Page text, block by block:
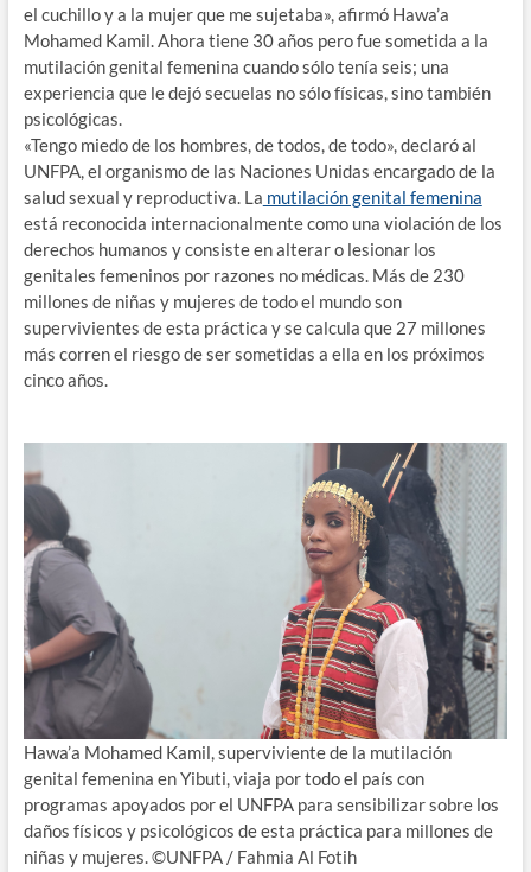
el cuchillo y a la mujer que me sujetaba», afirmó Hawa’a
Mohamed Kamil. Ahora tiene 30 años pero fue sometida a la
mutilación genital femenina cuando sólo tenía seis; una
experiencia que le dejó secuelas no sólo físicas, sino también
psicológicas.
«Tengo miedo de los hombres, de todos, de todo», declaró al
UNFPA, el organismo de las Naciones Unidas encargado de la
salud sexual y reproductiva. La mutilación genital femenina
está reconocida internacionalmente como una violación de los
derechos humanos y consiste en alterar o lesionar los
genitales femeninos por razones no médicas. Más de 230
millones de niñas y mujeres de todo el mundo son
supervivientes de esta práctica y se calcula que 27 millones
más corren el riesgo de ser sometidas a ella en los próximos
cinco años.
Hawa’a Mohamed Kamil, superviviente de la mutilación
genital femenina en Yibuti, viaja por todo el país con
programas apoyados por el UNFPA para sensibilizar sobre los
daños físicos y psicológicos de esta práctica para millones de
niñas y mujeres. ©UNFPA / Fahmia Al Fotih